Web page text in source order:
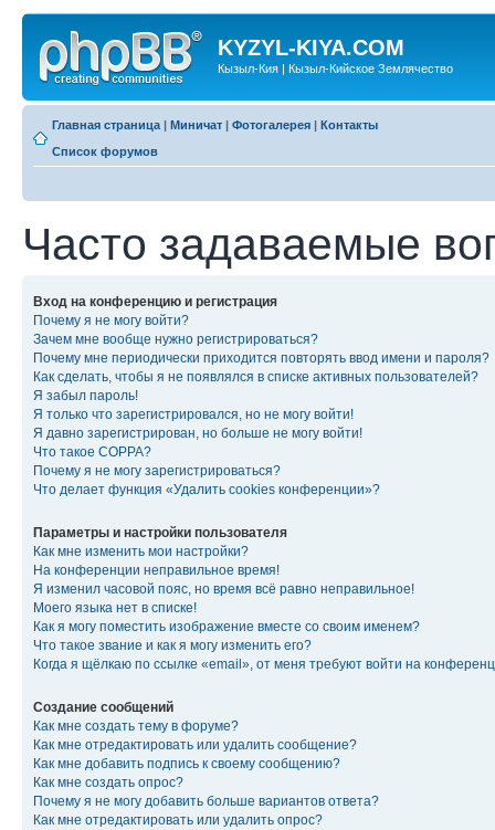
KYZYL-KIYA.COM
Кызыл-Кия | Кызыл-Кийское Землячество
Главная страница | Миничат | Фотогалерея | Контакты
Список форумов
Часто задаваемые
Вход на конференцию и регистрация
Почему я не могу войти?
Зачем мне вообще нужно регистрироваться?
Почему мне периодически приходится повторять ввод имени и пароля?
Как сделать, чтобы я не появлялся в списке активных пользователей?
Я забыл пароль!
Я только что зарегистрировался, но не могу войти!
Я давно зарегистрирован, но больше не могу войти!
Что такое COPPA?
Почему я не могу зарегистрироваться?
Что делает функция «Удалить cookies конференции»?
Параметры и настройки пользователя
Как мне изменить мои настройки?
На конференции неправильное время!
Я изменил часовой пояс, но время всё равно неправильное!
Моего языка нет в списке!
Как я могу поместить изображение вместе со своим именем?
Что такое звание и как я могу изменить его?
Когда я щёлкаю по ссылке «email», от меня требуют войти на
Создание сообщений
Как мне создать тему в форуме?
Как мне отредактировать или удалить сообщение?
Как мне добавить подпись к своему сообщению?
Как мне создать опрос?
Почему я не могу добавить больше вариантов ответа?
Как мне отредактировать или удалить опрос?